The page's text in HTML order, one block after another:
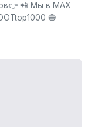
📲 Мы в МАХ
🔵